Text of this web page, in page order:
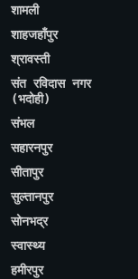
शामली
शाहजहाँपुर
श्रावस्ती
संत रविदास नगर
(भदोही)
संभल
सहारनपुर
सीतापुर
सुल्तानपुर
सोनभद्र
स्वास्थ्य
हमीरपुर